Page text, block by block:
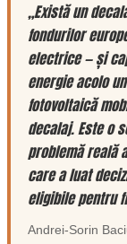
„Există un
fondurilor
electrice — și
energie acolo
fotovoltaică
decalaj. Este o
problemă reală
care a luat
eligibile pentru
Andrei-Sorin